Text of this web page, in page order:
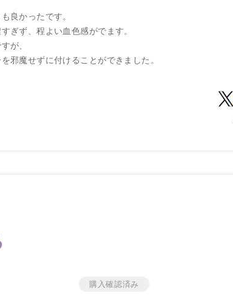
良かったです。
ぎず、程よい血色感がでます。
が、
邪魔せずに付けることができました。